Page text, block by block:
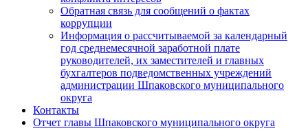
Обратная связь для сообщений о фактах
коррупции
Информация о рассчитываемой за календарный
год среднемесячной заработной плате
руководителей, их заместителей и главных
бухгалтеров подведомственных учреждений
администрации Шпаковского муниципального
округа
Контакты
Отчет главы Шпаковского муниципального округа